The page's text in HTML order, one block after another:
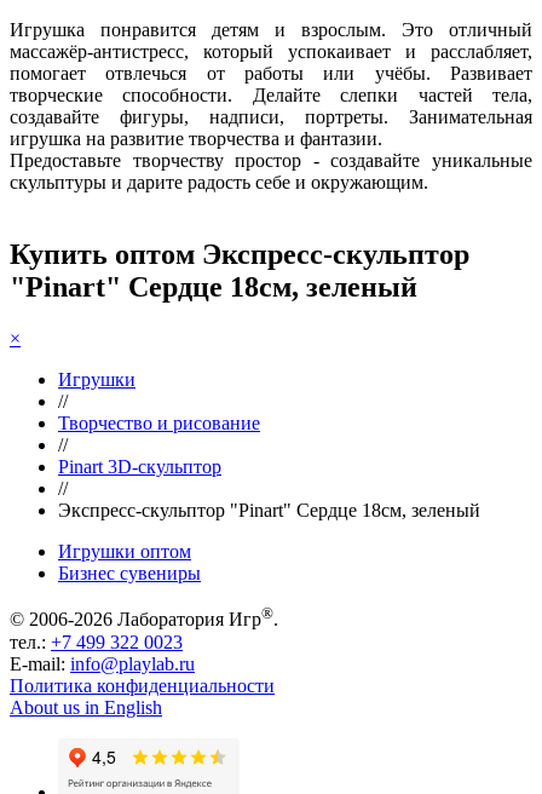
Игрушка понравится детям и взрослым. Это отличный
массажёр-антистресс, который успокаивает и расслабляет,
помогает отвлечься от работы или учёбы. Развивает
творческие способности. Делайте слепки частей тела,
создавайте фигуры, надписи, портреты. Занимательная
игрушка на развитие творчества и фантазии.
Предоставьте творчеству простор - создавайте уникальные
скульптуры и дарите радость себе и окружающим.
Купить оптом Экспресс-скульптор
"Pinart" Сердце 18см, зеленый
×
Игрушки
//
Творчество и рисование
//
Pinart 3D-скульптор
//
Экспресс-скульптор "Pinart" Сердце 18см, зеленый
Игрушки оптом
Бизнес сувениры
© 2006-2026 Лаборатория Игр®.
тел.: +7 499 322 0023
E-mail: info@playlab.ru
Политика конфиденциальности
About us in English